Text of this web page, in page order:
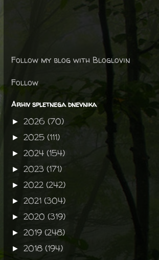
Follow my blog with Bloglovin
Follow
Arhiv spletnega dnevnika
► 2026 (70)
► 2025 (111)
► 2024 (154)
► 2023 (171)
► 2022 (242)
► 2021 (304)
► 2020 (319)
► 2019 (248)
► 2018 (194)